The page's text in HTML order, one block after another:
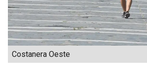
Costanera Oeste